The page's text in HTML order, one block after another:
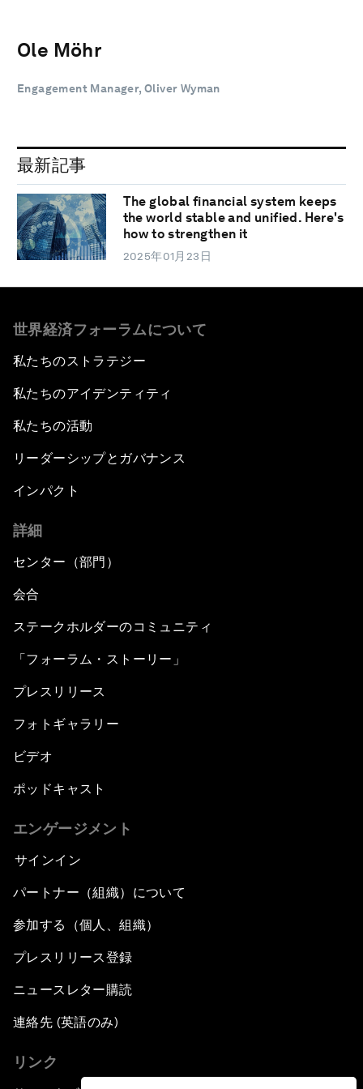
Ole Möhr
Engagement Manager, Oliver Wyman
最新記事
The global financial system keeps
the world stable and unified. Here's
how to strengthen it
2025年01月23日
世界経済フォーラムについて
私たちのストラテジー
私たちのアイデンティティ
私たちの活動
リーダーシップとガバナンス
インパクト
詳細
センター（部門）
会合
ステークホルダーのコミュニティ
「フォーラム・ストーリー」
プレスリリース
フォトギャラリー
ビデオ
ポッドキャスト
エンゲージメント
サインイン
パートナー（組織）について
参加する（個人、組織）
プレスリリース登録
ニュースレター購読
連絡先 (英語のみ)
リンク